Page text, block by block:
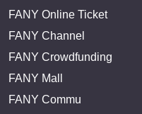
FANY Online Ticket
FANY Channel
FANY Crowdfunding
FANY Mall
FANY Commu